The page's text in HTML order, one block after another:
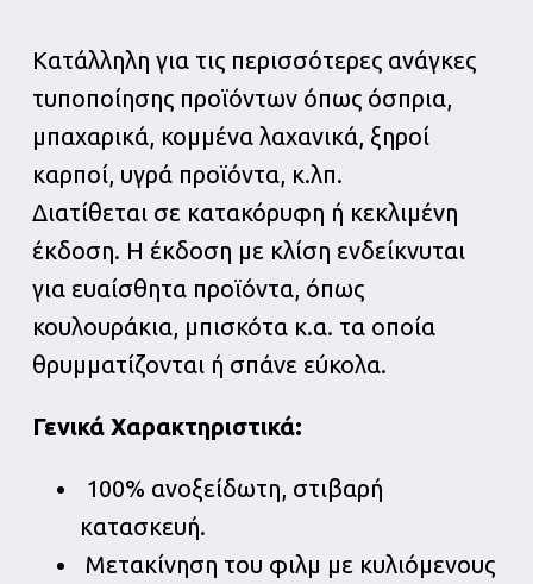
Κατάλληλη για τις περισσότερες ανάγκες
τυποποίησης προϊόντων όπως όσπρια,
μπαχαρικά, κομμένα λαχανικά, ξηροί
καρποί, υγρά προϊόντα, κ.λπ.
Διατίθεται σε κατακόρυφη ή κεκλιμένη
έκδοση. Η έκδοση με κλίση ενδείκνυται
για ευαίσθητα προϊόντα, όπως
κουλουράκια, μπισκότα κ.α. τα οποία
θρυμματίζονται ή σπάνε εύκολα.
Γενικά Χαρακτηριστικά:
100% ανοξείδωτη, στιβαρή
κατασκευή.
Μετακίνηση του φιλμ με κυλιόμενους